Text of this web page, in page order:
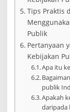
Tips Praktis
Publik
Pertanyaan
Kebijakan
Apa itu
publik
Apakah
daripada